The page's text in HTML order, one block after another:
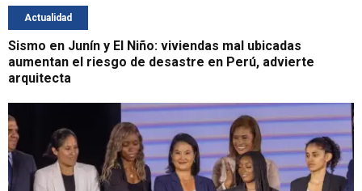
Actualidad
Sismo en Junín y El Niño: viviendas mal ubicadas
aumentan el riesgo de desastre en Perú, advierte
arquitecta